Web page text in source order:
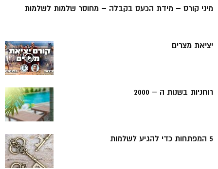
מיני קורס – מידת הכעס בקבלה – מחוסר שלמות לשלמות
יציאת מצרים
רוחניות בשנות ה – 2000
5 המפתחות כדי להגיע לשלמות